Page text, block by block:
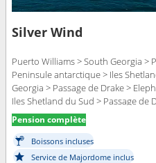
Silver Wind
Puerto Williams > South Georgia >
Peninsule antarctique > Iles
Georgia > Passage de Drake >
Iles Shetland du Sud > Passage de
Pension complète
Boissons incluses
Service de Majordome inclus